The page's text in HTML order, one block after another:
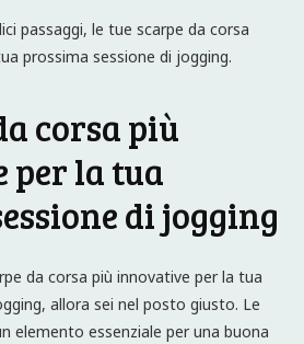
passaggi, le tue scarpe da corsa
prossima sessione di jogging.
corsa più
la tua
di jogging
da corsa più innovative per la tua
allora sei nel posto giusto. Le
elemento essenziale per una buona